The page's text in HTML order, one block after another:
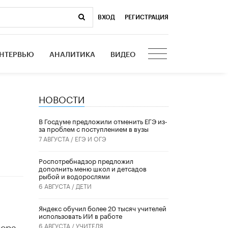
ВХОД РЕГИСТРАЦИЯ
АНАЛИТИКА ВИДЕО
НОВОСТИ
В Госдуме предложили отменить ЕГЭ из-
за проблем с поступлением в вузы
7 АВГУСТА / ЕГЭ И ОГЭ
Роспотребнадзор предложил
дополнить меню школ и детсадов
рыбой и водорослями
6 АВГУСТА / ДЕТИ
​Яндекс обучил более 20 тысяч учителей
использовать ИИ в работе
6 АВГУСТА /УЧИТЕЛЯ